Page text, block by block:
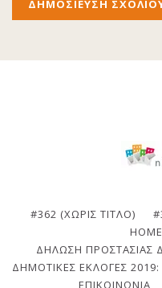
#362 (ΧΩΡΊΣ ΤΊΤΛΟ)
ΔΉΛΩΣΗ
ΔΗΜΟΤΙΚΈΣ ΕΚΛΟΓΈΣ
ΕΠΙΚΟΙΝΩΝΙΑ